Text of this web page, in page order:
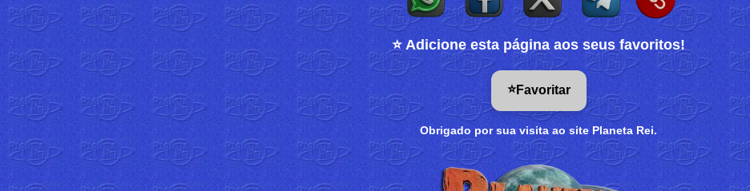
⭐ Adicione esta página aos seus favoritos!
⭐Favoritar
Obrigado por sua visita ao site Planeta Rei.